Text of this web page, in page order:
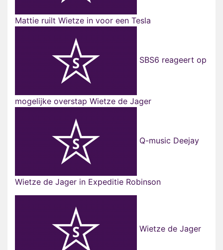
Mattie ruilt Wietze in voor een Tesla
SBS6 reageert op
mogelijke overstap Wietze de Jager
Q-music Deejay
Wietze de Jager in Expeditie Robinson
Wietze de Jager